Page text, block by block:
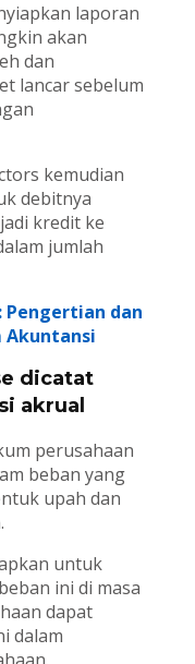
laporan
akan
dan
lancar sebelum
kemudian
debitnya
kredit ke
jumlah
Pengertian dan
Akuntansi
dicatat
akrual
perusahaan
beban yang
upah dan
untuk
ini di masa
dapat
dalam